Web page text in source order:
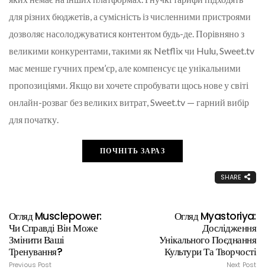
для різних бюджетів, а сумісність із численними пристроями
дозволяє насолоджуватися контентом будь-де. Порівняно з
великими конкурентами, такими як Netflix чи Hulu, Sweet.tv
має менше гучних прем’єр, але компенсує це унікальними
пропозиціями. Якщо ви хочете спробувати щось нове у світі
онлайн-розваг без великих витрат, Sweet.tv — гарний вибір
для початку.
ПОЧНІТЬ ЗАРАЗ
SHARE
Огляд Musclepower:
Чи Справді Він Може
Змінити Ваші
Тренування?
Previous Post
Огляд Myastoriya:
Дослідження
Унікального Поєднання
Культури Та Творчості
Next Post